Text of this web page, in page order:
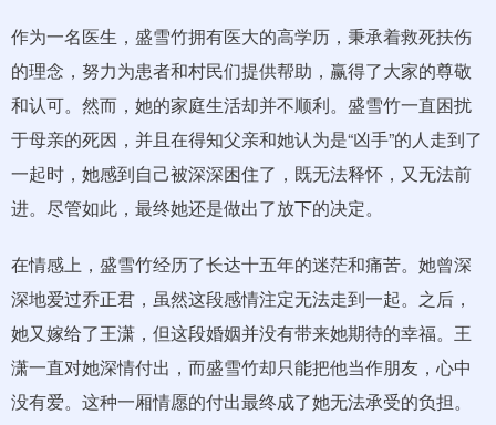
作为一名医生，盛雪竹拥有医大的高学历，秉承着救死扶伤
的理念，努力为患者和村民们提供帮助，赢得了大家的尊敬
和认可。然而，她的家庭生活却并不顺利。盛雪竹一直困扰
于母亲的死因，并且在得知父亲和她认为是“凶手”的人走到了
一起时，她感到自己被深深困住了，既无法释怀，又无法前
进。尽管如此，最终她还是做出了放下的决定。
在情感上，盛雪竹经历了长达十五年的迷茫和痛苦。她曾深
深地爱过乔正君，虽然这段感情注定无法走到一起。之后，
她又嫁给了王潇，但这段婚姻并没有带来她期待的幸福。王
潇一直对她深情付出，而盛雪竹却只能把他当作朋友，心中
没有爱。这种一厢情愿的付出最终成了她无法承受的负担。